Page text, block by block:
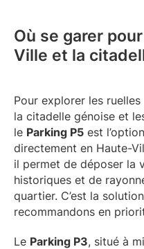
Où se garer
Ville et la
Pour explorer les
la citadelle génoise et
le Parking P5 est
directement en Haute-
il permet de déposer la
historiques et de
quartier. C’est la
recommandons en
Le Parking P3, situé à